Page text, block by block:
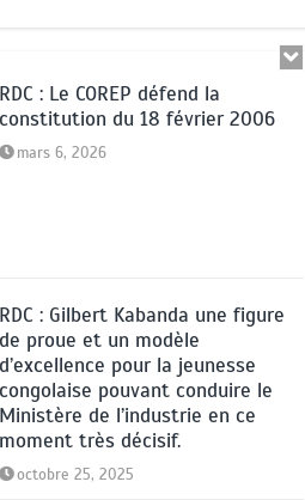
RDC : Le COREP défend la
constitution du 18 février 2006
mars 6, 2026
RDC : Gilbert Kabanda une figure
de proue et un modèle
d’excellence pour la jeunesse
congolaise pouvant conduire le
Ministère de l’industrie en ce
moment très décisif.
octobre 25, 2025